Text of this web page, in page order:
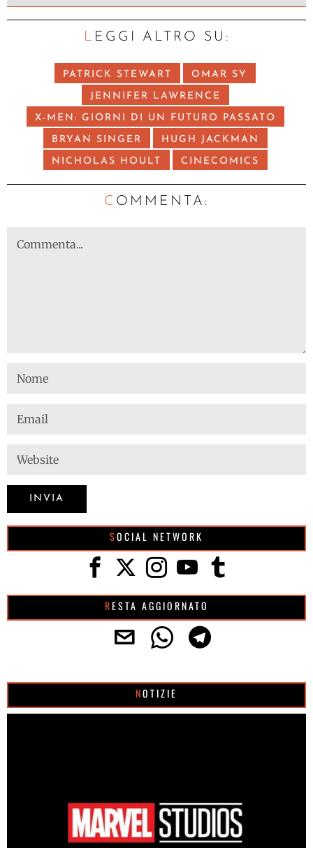
LEGGI ALTRO SU:
PATRICK STEWART OMAR SY
JENNIFER LAWRENCE
X-MEN: GIORNI DI UN FUTURO PASSATO
BRYAN SINGER HUGH JACKMAN
NICHOLAS HOULT CINECOMICS
C OMMENTA:
SOCIAL NETWORK
RESTA AGGIORNATO
NOTIZIE